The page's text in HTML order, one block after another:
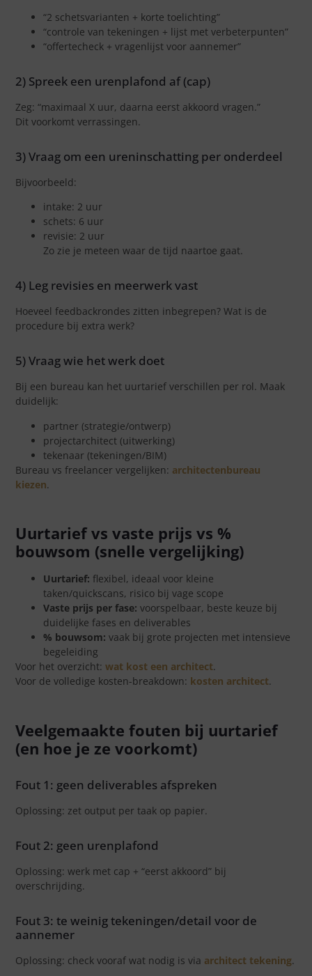
“2 schetsvarianten + korte toelichting”
“controle van tekeningen + lijst met verbeterpunten”
“offertecheck + vragenlijst voor aannemer”
2) Spreek een urenplafond af (cap)
Zeg: “maximaal X uur, daarna eerst akkoord vragen.”
Dit voorkomt verrassingen.
3) Vraag om een ureninschatting per onderdeel
Bijvoorbeeld:
intake: 2 uur
schets: 6 uur
revisie: 2 uur
Zo zie je meteen waar de tijd naartoe gaat.
4) Leg revisies en meerwerk vast
Hoeveel feedbackrondes zitten inbegrepen? Wat is de
procedure bij extra werk?
5) Vraag wie het werk doet
Bij een bureau kan het uurtarief verschillen per rol. Maak
duidelijk:
partner (strategie/ontwerp)
projectarchitect (uitwerking)
tekenaar (tekeningen/BIM)
Bureau vs freelancer vergelijken: architectenbureau
kiezen.
Uurtarief vs vaste prijs vs %
bouwsom (snelle vergelijking)
Uurtarief: flexibel, ideaal voor kleine
taken/quickscans, risico bij vage scope
Vaste prijs per fase: voorspelbaar, beste keuze bij
duidelijke fases en deliverables
% bouwsom: vaak bij grote projecten met intensieve
begeleiding
Voor het overzicht:wat kost een architect.
Voor de volledige kosten-breakdown: kosten architect.
Veelgemaakte fouten bij uurtarief
(en hoe je ze voorkomt)
Fout 1: geen deliverables afspreken
Oplossing: zet output per taak op papier.
Fout 2: geen urenplafond
Oplossing: werk met cap + “eerst akkoord” bij
overschrijding.
Fout 3: te weinig tekeningen/detail voor de
aannemer
Oplossing: check vooraf wat nodig is via architect tekening.